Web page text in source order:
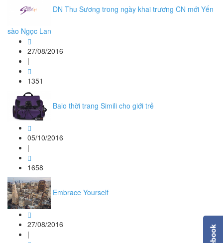
DN Thu Sương trong ngày khai trương CN mới Yến
sào Ngọc Lan
27/08/2016
|
1351
Balo thời trang Simili cho giới trẻ
05/10/2016
|
1658
Embrace Yourself
27/08/2016
|